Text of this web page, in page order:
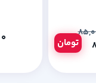
تومان